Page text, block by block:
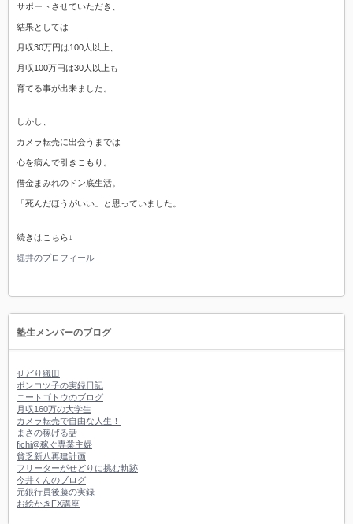
サポートさせていただき、
結果としては
月収30万円は100人以上、
月収100万円は30人以上も
育てる事が出来ました。
しかし、
カメラ転売に出会うまでは
心を病んで引きこもり。
借金まみれのドン底生活。
「死んだほうがいい」と思っていました。
続きはこちら↓
堀井のプロフィール
塾生メンバーのブログ
せどり織田
ポンコツ子の実録日記
ニートゴトウのブログ
月収160万の大学生
カメラ転売で自由な人生！
まさの稼げる話
fichi@稼ぐ専業主婦
貧乏新八再建計画
フリーターがせどりに挑む軌跡
今井くんのブログ
元銀行員後藤の実録
お絵かきFX講座